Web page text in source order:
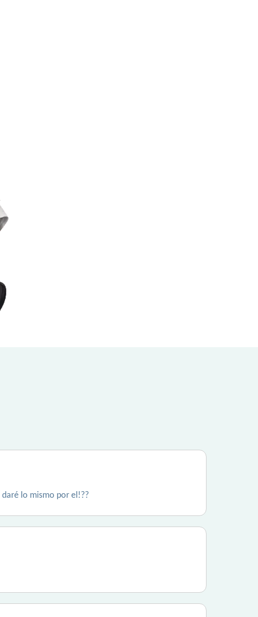
lo mismo por el!??